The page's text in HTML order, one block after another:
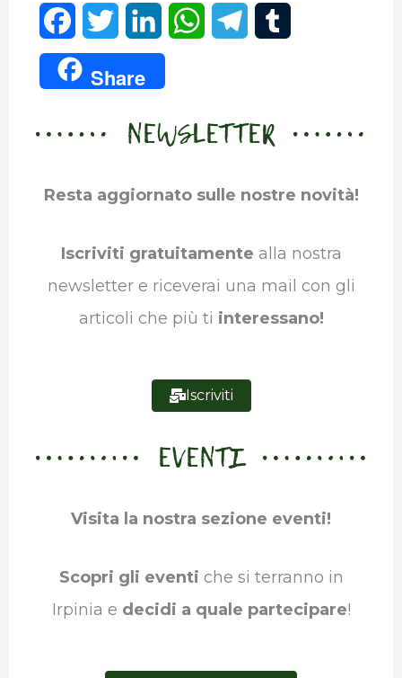
a
c
e
o
w
i
e
i
n
k
d
W
t
A
e
r
b
r
Share
NEWSLETTER
Resta aggiornato sulle nostre novità!
Iscriviti gratuitamente alla nostra
newsletter e riceverai una mail con gli
articoli che più ti interessano!
Iscriviti
EVENTI
Visita la nostra sezione eventi!
Scopri gli eventi che si terranno in
Irpinia e decidi a quale partecipare!